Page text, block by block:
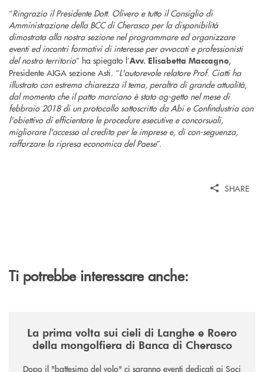
“Ringrazio il Presidente Dott. Olivero e tutto il Consiglio di
Amministrazione della BCC di Cherasco per la disponibilità
dimostrata alla nostra sezione nel programmare ed organizzare
eventi ed incontri formativi di interesse per avvocati e professionisti
del nostro territorio” ha spiegato l’Avv. Elisabetta Maccagno,
Presidente AIGA sezione Asti. “L'autorevole relatore Prof. Ciatti ha
illustrato con estrema chiarezza il tema, peraltro di grande attualità,
dal momento che il patto marciano è stato og-getto nel mese di
febbraio 2018 di un protocollo sottoscritto da Abi e Confindustria con
l'obiettivo di efficientare le procedure esecutive e concorsuali,
migliorare l'accesso al credito per le imprese e, di con-seguenza,
rafforzare la ripresa economica del Paese”.
SHARE
Ti potrebbe interessare anche:
La prima volta sui cieli di Langhe e Roero
della mongolfiera di Banca di Cherasco
Dopo il "battesimo del volo" ci saranno eventi dedicati ai Soci